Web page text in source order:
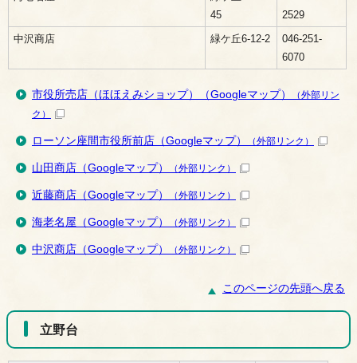
45
2529
中沢商店
緑ケ丘6-12-2
046-251-
6070
市役所売店（ほほえみショップ）（Googleマップ）
（外部リン
ク）
ローソン座間市役所前店（Googleマップ） （外部リンク）
山田商店（Googleマップ） （外部リンク）
近藤商店（Googleマップ） （外部リンク）
海老名屋（Googleマップ） （外部リンク）
中沢商店（Googleマップ） （外部リンク）
このページの先頭へ戻る
立野台